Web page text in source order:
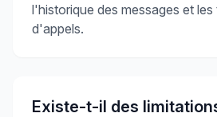
l'historique des messages et
d'appels.
Existe-t-il des